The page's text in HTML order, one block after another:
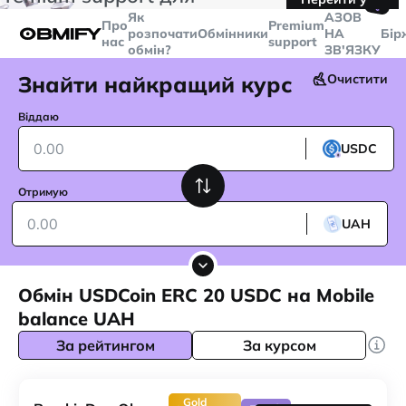
більше
Telegram
Про
нас
Як
розпочати
обмін?
ОбмінникиPremium
support
🤙
AЗОВ
НА
ЗВ'ЯЗКУ
Знайти найкращий курс Очистити
Віддаю
USDC
Отримую
UAH
Обмін USDCoin ERC 20 USDC на Mobile
balance UAH
За рейтингом За курсом
Gold